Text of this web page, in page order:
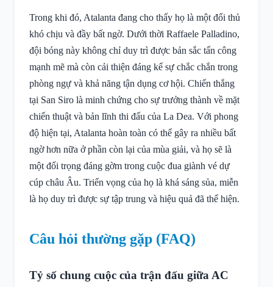
Trong khi đó, Atalanta đang cho thấy họ là một đối thủ
khó chịu và đầy bất ngờ. Dưới thời Raffaele Palladino,
đội bóng này không chỉ duy trì được bản sắc tấn công
mạnh mẽ mà còn cải thiện đáng kể sự chắc chắn trong
phòng ngự và khả năng tận dụng cơ hội. Chiến thắng
tại San Siro là minh chứng cho sự trưởng thành về mặt
chiến thuật và bản lĩnh thi đấu của La Dea. Với phong
độ hiện tại, Atalanta hoàn toàn có thể gây ra nhiều bất
ngờ hơn nữa ở phần còn lại của mùa giải, và họ sẽ là
một đối trọng đáng gờm trong cuộc đua giành vé dự
cúp châu Âu. Triển vọng của họ là khá sáng sủa, miễn
là họ duy trì được sự tập trung và hiệu quả đã thể hiện.
Câu hỏi thường gặp (FAQ)
Tỷ số chung cuộc của trận đấu giữa AC